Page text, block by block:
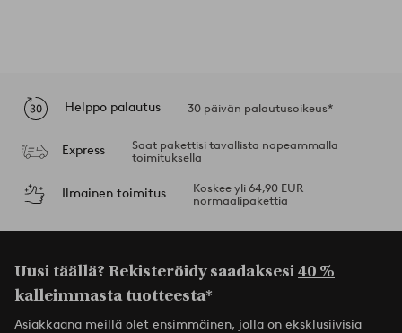
Helppo palautus 30 päivän palautusoikeus*
Express
Saat pakettisi tavallista nopeammalla
toimituksella
Ilmainen toimitus
Koskee yli 64,90 EUR
normaalipakettia
Uusi täällä? Rekisteröidy saadaksesi40 %
kalleimmasta tuotteesta*
Asiakkaana meillä olet ensimmäinen, jolla on eksklusiivisia